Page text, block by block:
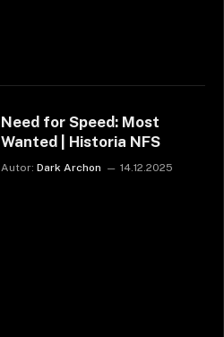
Need for Speed: Most
Wanted | Historia NFS
Autor: Dark Archon 14.12.2025